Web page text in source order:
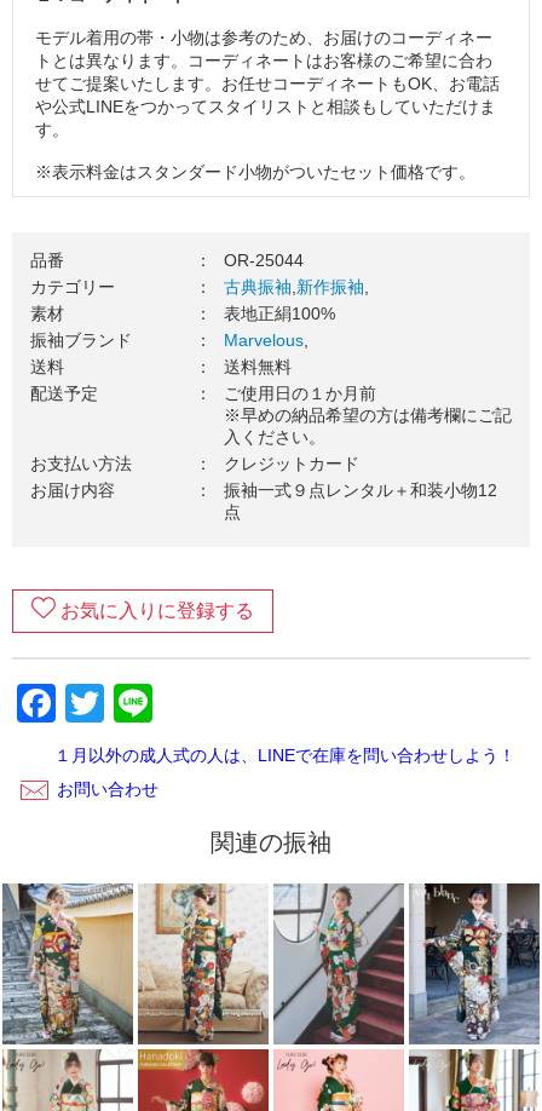
モデル着用の帯・小物は参考のため、お届けのコーディネー
トとは異なります。コーディネートはお客様のご希望に合わ
せてご提案いたします。お任せコーディネートもOK、お電話
や公式LINEをつかってスタイリストと相談もしていただけま
す。
※表示料金はスタンダード小物がついたセット価格です。
３．振袖一式をお届け（送料無料）
ご使用日の１カ月前を目安に、振袖一式をお送りいたしま
す。お届け日のご希望がございましたら、お気軽にご相談く
ださい。
４．ご成人式当日（ご使用日）
振袖を着て、最高の記念日を楽しみましょう！当日の着付
け・ヘアセットの手配はお忘れなくご準備をお願いします。
す。
ご返却内容が確認できましたら、当店から受け取りの連絡が
ございます。レンタルご利用いただきありがとうございまし
品番 ：
OR-25044
カテゴリー
： 古典振袖 新作振袖
素材
：
表地正絹100%
振袖ブランド
： Marvelous
送料
：
送料無料
配送予定
：
ご使用日の１か月前
※早めの納品希望の方は備考欄にご記
入ください。
お支払い方法
：
クレジットカード
お届け内容
：
振袖一式９点レンタル＋和装小物12
点
お気に入りに登録する
Facebook
Twitter
１月以外の成人式の人は、LINEで在庫を問い合わせしよう！
お問い合わせ
関連の振袖